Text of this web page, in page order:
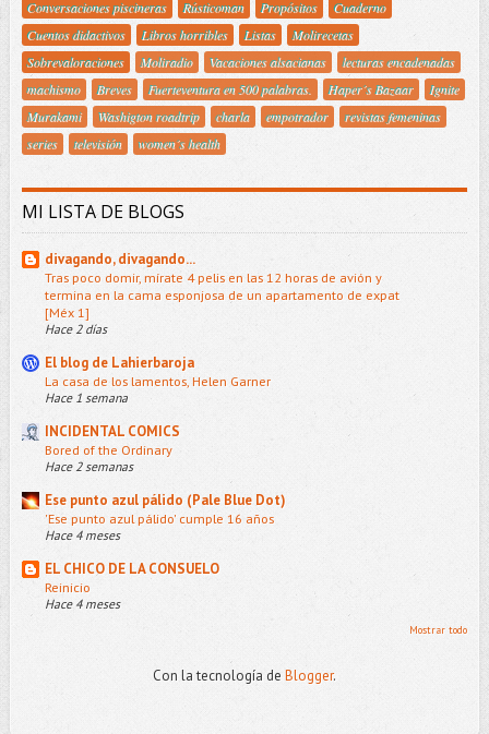
Conversaciones piscineras
Rústicoman Propósitos
Cuaderno
Cuentos didactivos
Libros horribles Listas
Molirecetas
Sobrevaloraciones
Moliradio Vacaciones alsacianas
lecturas encadenadas
machismo
Breves Fuerteventura en 500 palabras. Haper´s Bazaar
Ignite
Murakami
Washigton roadtrip charla empotrador
revistas femeninas
series
televisión women´s health
MI LISTA DE BLOGS
divagando, divagando...
Tras poco domir, mírate 4 pelis en las 12 horas de avión y
termina en la cama esponjosa de un apartamento de expat
[Méx 1]
Hace 2 días
El blog de Lahierbaroja
La casa de los lamentos, Helen Garner
Hace 1 semana
INCIDENTAL COMICS
Bored of the Ordinary
Hace 2 semanas
Ese punto azul pálido (Pale Blue Dot)
'Ese punto azul pálido' cumple 16 años
Hace 4 meses
EL CHICO DE LA CONSUELO
Reinicio
Hace 4 meses
Mostrar todo
Con la tecnología de Blogger.